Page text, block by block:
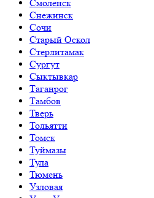
Смоленск
Снежинск
Сочи
Старый Оскол
Стерлитамак
Сургут
Сыктывкар
Таганрог
Тамбов
Тверь
Тольятти
Томск
Туймазы
Тула
Тюмень
Узловая